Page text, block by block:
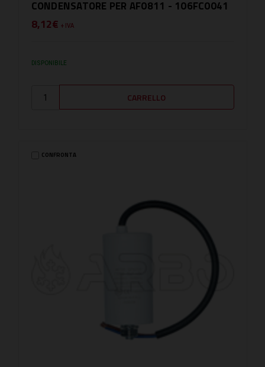
CONDENSATORE PER AF0811 - 106FC0041
8,12€ + IVA
DISPONIBILE
CONFRONTA